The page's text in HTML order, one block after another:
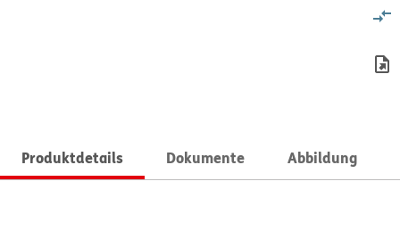
Produktdetails Dokumente Abbildung